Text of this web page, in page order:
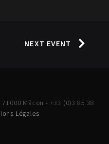
NEXT EVENT
Mâcon - +33 (0)3 85 38
Légales